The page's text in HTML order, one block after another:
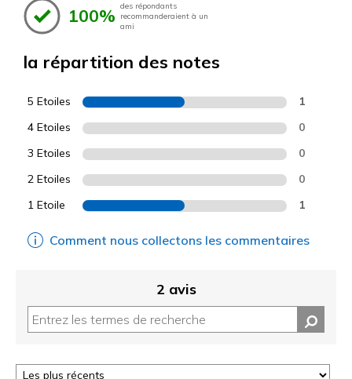
100% des répondants
recommanderaient à un
ami
la répartition des notes
5 Etoiles 1
4 Etoiles 0
3 Etoiles 0
2 Etoiles 0
1 Etoile 1
Comment nous collectons les commentaires
2 avis